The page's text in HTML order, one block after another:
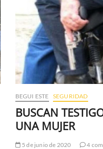
BEGUI ESTE SEGURIDAD
BUSCAN
UNA MUJER
5 de junio de 2020 4